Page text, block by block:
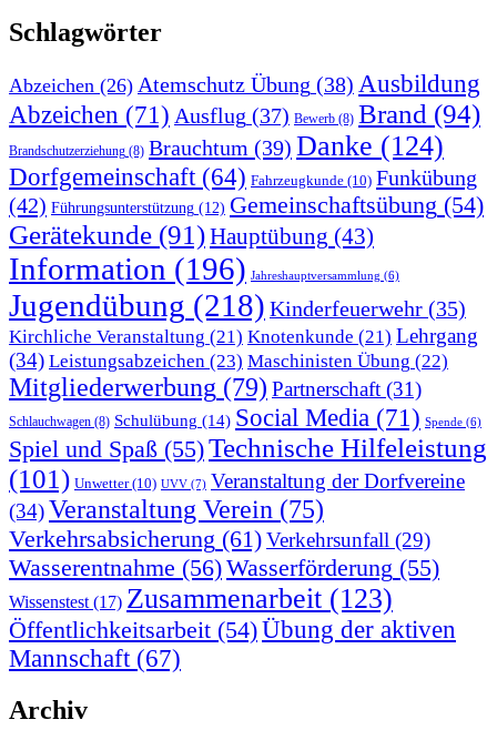
Schlagwörter
Abzeichen (26) Atemschutz Übung (38) Ausbildung
Abzeichen (71) Ausflug (37) Bewerb (8) Brand (94)
Brandschutzerziehung (8) Brauchtum (39) Danke (124)
Dorfgemeinschaft(64) Fahrzeugkunde (10) Funkübung
(42) Führungsunterstützung (12) Gemeinschaftsübung (54)
Gerätekunde (91)Hauptübung (43)
Information (196) Jahreshauptversammlung (6)
Jugendübung (218) Kinderfeuerwehr (35)
Kirchliche Veranstaltung (21) Knotenkunde (21) Lehrgang
(34) Leistungsabzeichen (23) Maschinisten Übung (22)
Mitgliederwerbung (79) Partnerschaft (31)
Schlauchwagen (8) Schulübung (14) Social Media (71) Spende (6)
Spiel und Spaß (55)Technische Hilfeleistung
(101) Unwetter(10) UVV (7) Veranstaltung der Dorfvereine
(34)Veranstaltung Verein (75)
Verkehrsabsicherung (61)Verkehrsunfall (29)
Wasserentnahme (56)Wasserförderung (55)
Wissenstest(17) Zusammenarbeit (123)
Öffentlichkeitsarbeit (54)Übung der aktiven
Mannschaft(67)
Archiv